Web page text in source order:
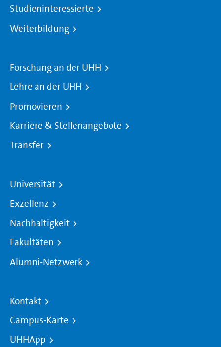
Studieninteressierte
Weiterbildung
Forschung an der UHH
Lehre an der UHH
Promovieren
Karriere & Stellenangebote
Transfer
Universität
Exzellenz
Nachhaltigkeit
Fakultäten
Alumni-Netzwerk
Kontakt
Campus-Karte
UHHApp